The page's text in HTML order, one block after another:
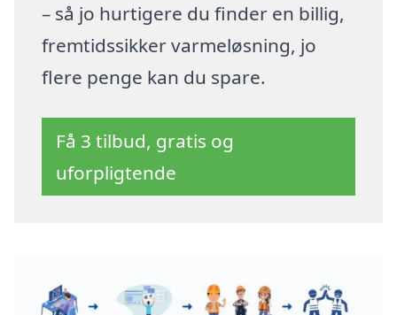
– så jo hurtigere du finder en billig,
fremtidssikker varmeløsning, jo
flere penge kan du spare.
Få 3 tilbud, gratis og
uforpligtende